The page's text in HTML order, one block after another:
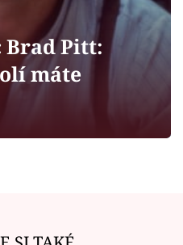
Vary
Brad Pitt:
máte